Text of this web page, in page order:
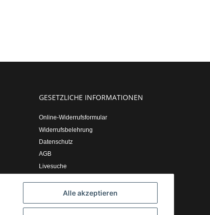
Alle akzeptieren
GESETZLICHE INFORMATIONEN
Online-Widerrufsformular
Widerrufsbelehrung
Datenschutz
AGB
Livesuche
Impressum